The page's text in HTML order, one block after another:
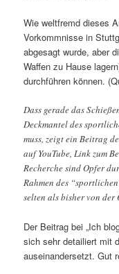
Wie weltfremd dieses
Vorkommnisse in
abgesagt wurde, aber
Waffen zu Hause
durchführen können.
Dass gerade das
Deckmantel des
muss, zeigt ein Beitrag
auf YouTube, Link zum
Recherche sind Opfer
Rahmen des
selten als bisher von der
Der Beitrag bei „Ich
sich sehr detailiert mit
auseinandersetzt. Gut